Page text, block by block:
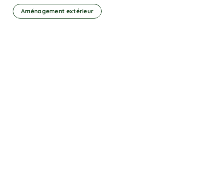
Aménagement extérieur